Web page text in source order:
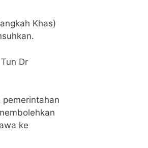
Khas)
Tun Dr
pemerintahan
ke